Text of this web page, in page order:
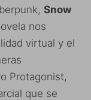
Snow
nos
virtual y el
Protagonist,
que se